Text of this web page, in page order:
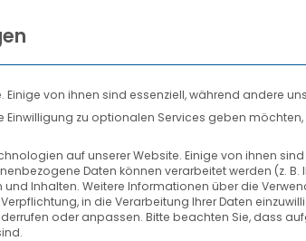
VTL
Einige von ihnen sind essenziell, während andere
Einwilligung zu optionalen Services geben
auf unserer Website. Einige von ihnen
Daten können verarbeitet werden (z. B.
und Inhalten. Weitere Informationen über die
in die Verarbeitung Ihrer Daten
oder anpassen. Bitte beachten Sie, dass